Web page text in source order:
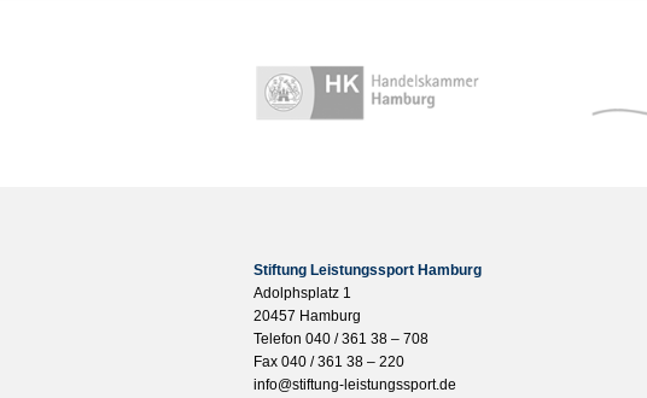
Stiftung Leistungssport Hamburg
Adolphsplatz 1
20457 Hamburg
Telefon 040 / 361 38 – 708
Fax 040 / 361 38 – 220
info@stiftung-leistungssport.de